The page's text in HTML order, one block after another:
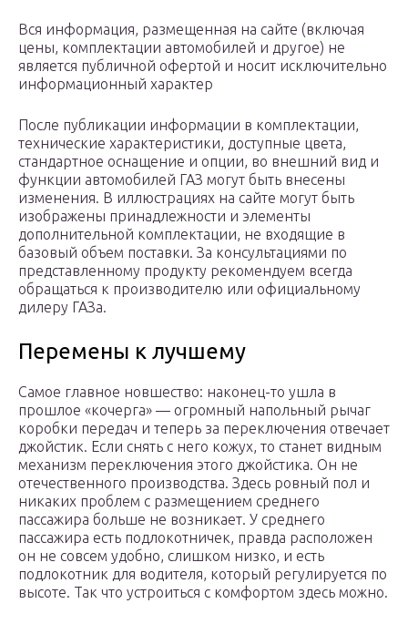
Вся информация, размещенная на сайте (включая
цены, комплектации автомобилей и другое) не
является публичной офертой и носит исключительно
информационный характер
После публикации информации в комплектации,
технические характеристики, доступные цвета,
стандартное оснащение и опции, во внешний вид и
функции автомобилей ГАЗ могут быть внесены
изменения. В иллюстрациях на сайте могут быть
изображены принадлежности и элементы
дополнительной комплектации, не входящие в
базовый объем поставки. За консультациями по
представленному продукту рекомендуем всегда
обращаться к производителю или официальному
дилеру ГАЗа.
Перемены к лучшему
Самое главное новшество: наконец-то ушла в
прошлое «кочерга» — огромный напольный рычаг
коробки передач и теперь за переключения отвечает
джойстик. Если снять с него кожух, то станет видным
механизм переключения этого джойстика. Он не
отечественного производства. Здесь ровный пол и
никаких проблем с размещением среднего
пассажира больше не возникает. У среднего
пассажира есть подлокотничек, правда расположен
он не совсем удобно, слишком низко, и есть
подлокотник для водителя, который регулируется по
высоте. Так что устроиться с комфортом здесь можно.